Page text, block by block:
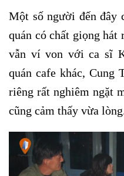
Một số người đến đây
quán có chất giọng hát
vẫn ví von với ca sĩ
quán cafe khác, Cung
riêng rất nghiêm ngặt
cũng cảm thấy vừa